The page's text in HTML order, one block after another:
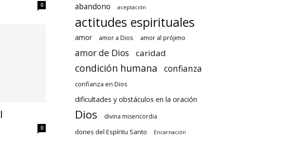
0
0
abandono aceptación
actitudes espirituales
amor amor a Dios amor al prójimo
amor de Dios caridad
condición humana confianza
confianza en Dios
dificultades y obstáculos en la oración
Dios divina misericordia
dones del Espíritu Santo Encarnación